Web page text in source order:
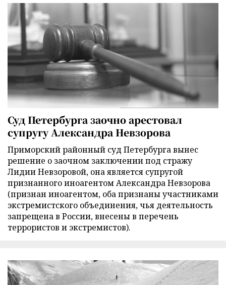
Суд Петербурга заочно арестовал
супругу Александра Невзорова
Приморский районный суд Петербурга вынес
решение о заочном заключении под стражу
Лидии Невзоровой, она является супругой
признанного иноагентом Александра Невзорова
(признан иноагентом, оба признаны участниками
экстремистского объединения, чья деятельность
запрещена в России, внесены в перечень
террористов и экстремистов).